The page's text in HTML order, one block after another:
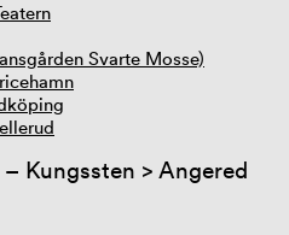
Svarte Mosse)
– Kungssten > Angered